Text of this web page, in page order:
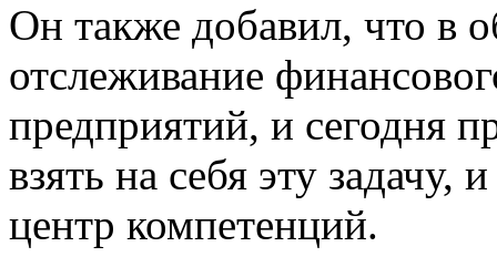
Он также добавил, что в
отслеживание
предприятий, и сегодня
взять на себя эту задачу,
центр компетенций.